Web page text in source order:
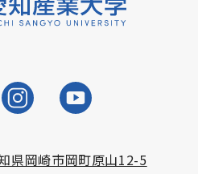
県岡崎市岡町原山12-5